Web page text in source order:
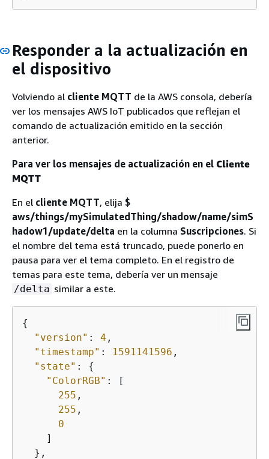
Responder a la actualización en
el dispositivo
Volviendo al cliente MQTT de la AWS consola, debería
ver los mensajes AWS IoT publicados que reflejan el
comando de actualización emitido en la sección
anterior.
Para ver los mensajes de actualización en el Cliente
MQTT
En el cliente MQTT, elija $
aws/things/mySimulatedThing/shadow/name/simS
hadow1/update/delta en la columna Suscripciones. Si
el nombre del tema está truncado, puede ponerlo en
pausa para ver el tema completo. En el registro de
temas para este tema, debería ver un mensaje
/delta similar a este.
{
"version" : 4 ,
"timestamp" : 1591141596 ,
"state" : {
"ColorRGB" : [
255 ,
255 ,
0
    ]
  },